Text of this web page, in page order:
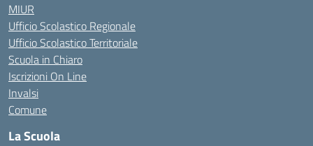
MIUR
Ufficio Scolastico Regionale
Ufficio Scolastico Territoriale
Scuola in Chiaro
Iscrizioni On Line
Invalsi
Comune
La Scuola